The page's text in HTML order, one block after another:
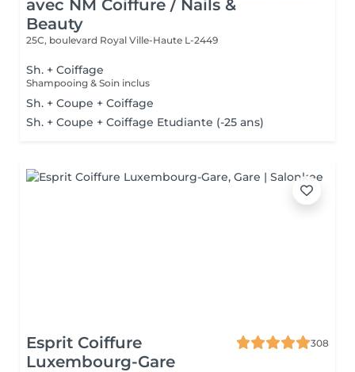
avec NM Coiffure / Nails &
Beauty
25C, boulevard Royal Ville-Haute L-2449
Sh. + Coiffage
Shampooing & Soin inclus
Sh. + Coupe + Coiffage
Sh. + Coupe + Coiffage Etudiante (-25 ans)
Esprit Coiffure
Luxembourg-Gare
308